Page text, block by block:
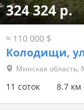
324 324 р.
≈ 110 000 $
Колодищи,
Минская область,
11 соток 8.7